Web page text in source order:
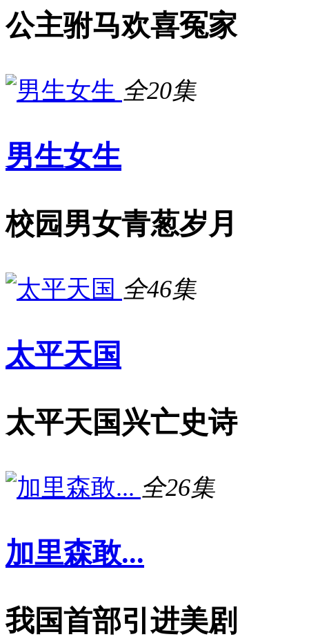
公主驸马欢喜冤家
全20集
男生女生
校园男女青葱岁月
全46集
太平天国
太平天国兴亡史诗
全26集
加里森敢...
我国首部引进美剧